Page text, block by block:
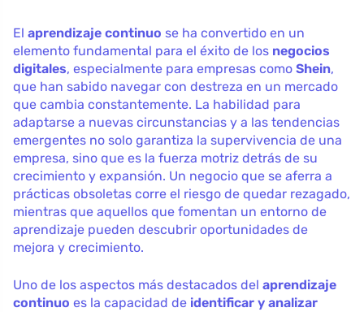
El aprendizaje continuo se ha convertido en un
elemento fundamental para el éxito de los negocios
digitales, especialmente para empresas como Shein,
que han sabido navegar con destreza en un mercado
que cambia constantemente. La habilidad para
adaptarse a nuevas circunstancias y a las tendencias
emergentes no solo garantiza la supervivencia de una
empresa, sino que es la fuerza motriz detrás de su
crecimiento y expansión. Un negocio que se aferra a
prácticas obsoletas corre el riesgo de quedar rezagado,
mientras que aquellos que fomentan un entorno de
aprendizaje pueden descubrir oportunidades de
mejora y crecimiento.
Uno de los aspectos más destacados del aprendizaje
continuo es la capacidad de identificar y analizar